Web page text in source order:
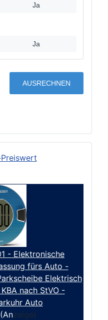
- Elektronische
fürs Auto -
Elektrisch
nach StVO -
Auto
(Anzeige)